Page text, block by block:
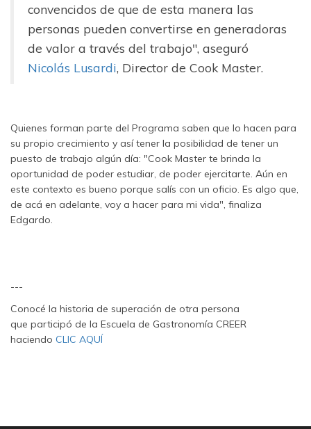
convencidos de que de esta manera las
personas pueden convertirse en generadoras
de valor a través del trabajo", aseguró
Nicolás Lusardi, Director de Cook Master.
Quienes forman parte del Programa saben que lo hacen para
su propio crecimiento y así tener la posibilidad de tener un
puesto de trabajo algún día: "Cook Master te brinda la
oportunidad de poder estudiar, de poder ejercitarte. Aún en
este contexto es bueno porque salís con un oficio. Es algo que,
de acá en adelante, voy a hacer para mi vida", finaliza
Edgardo.
---
Conocé la historia de superación de otra persona
que participó de la Escuela de Gastronomía CREER
haciendo CLIC AQUÍ